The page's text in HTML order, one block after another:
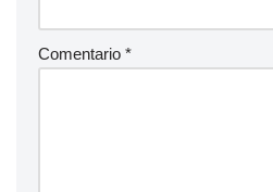
Comentario *